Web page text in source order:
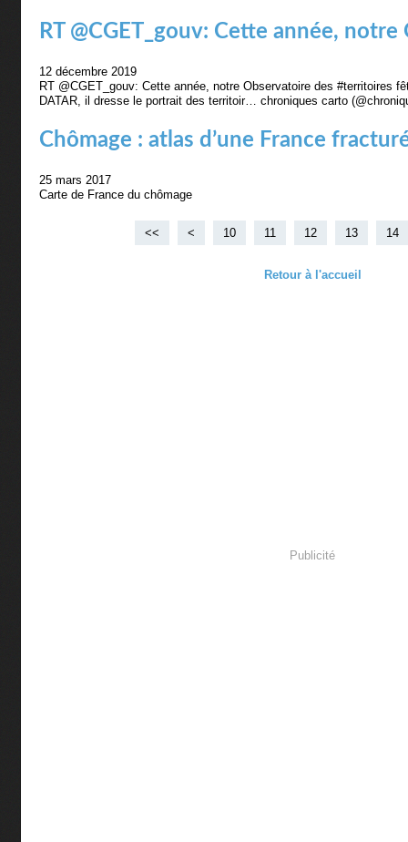
RT @CGET_gouv: Cette année,
12 décembre 2019
RT @CGET_gouv: Cette année, notre Observatoire des #territoires
DATAR, il dresse le portrait des territoir… chroniques carto
Chômage : atlas d’une France
25 mars 2017
Carte de France du chômage
<< < 10 11 12 13 14
Retour à l'accueil
Publicité